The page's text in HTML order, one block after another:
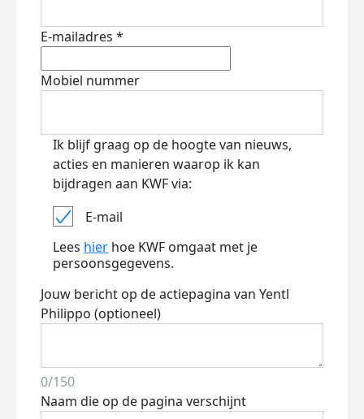
E-mailadres *
Mobiel nummer
Ik blijf graag op de hoogte van nieuws,
acties en manieren waarop ik kan
bijdragen aan KWF via:
E-mail
Lees hier hoe KWF omgaat met je
persoonsgegevens.
Jouw bericht op de actiepagina van Yentl
Philippo (optioneel)
0/150
Naam die op de pagina verschijnt